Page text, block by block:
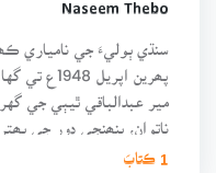
Naseem Thebo
سنڌي ٻوليءَ جي نامياري
پھرين
مير عبدالباقي ٿيٻي جي
ناتوان، پنھنجي دور جي
1 ڪتابَ